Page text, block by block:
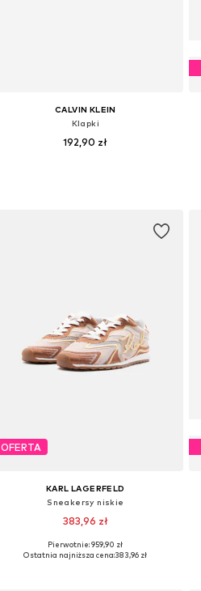
CALVIN KLEIN
Klapki
192,90 zł
OFERTA
KARL LAGERFELD
Sneakersy niskie
383,96 zł
Dostępne rozmiary: 36, 37, 38, 39, 40, 41
Pierwotnie: 959,90 zł
Ostatnia najniższa cena:383,96 zł